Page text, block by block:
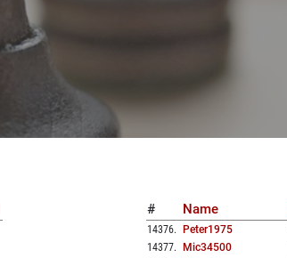
# Name
14376. Peter1975
14377. Mic34500